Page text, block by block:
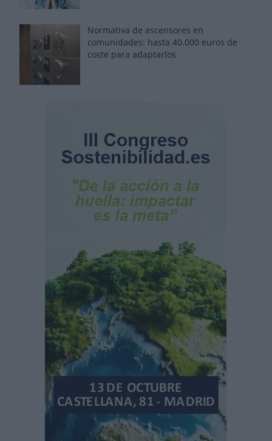
Normativa de ascensores en
comunidades: hasta 40.000 euros de
coste para adaptarlos